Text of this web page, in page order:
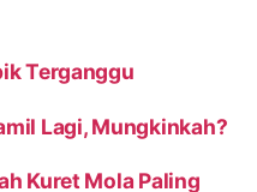
Terganggu
Lagi, Mungkinkah?
Kuret Mola Paling